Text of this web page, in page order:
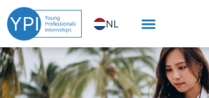
Ga
naar
de
inhoud
NL
EN